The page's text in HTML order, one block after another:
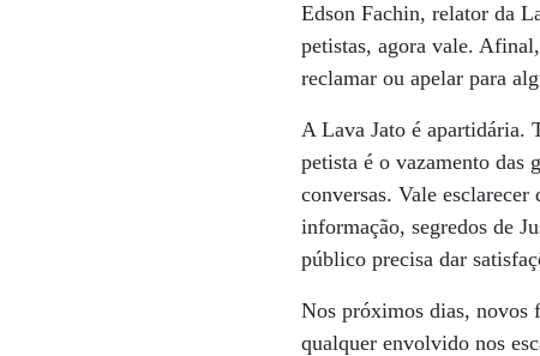
Edson Fachin, relator da
petistas, agora vale.
reclamar ou apelar para
A Lava Jato é apartidária.
petista é o vazamento das
conversas. Vale
informação, segredos de
público precisa dar
Nos próximos dias, novos
qualquer envolvido nos